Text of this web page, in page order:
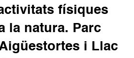
físiques
la natura. Parc
i Llac